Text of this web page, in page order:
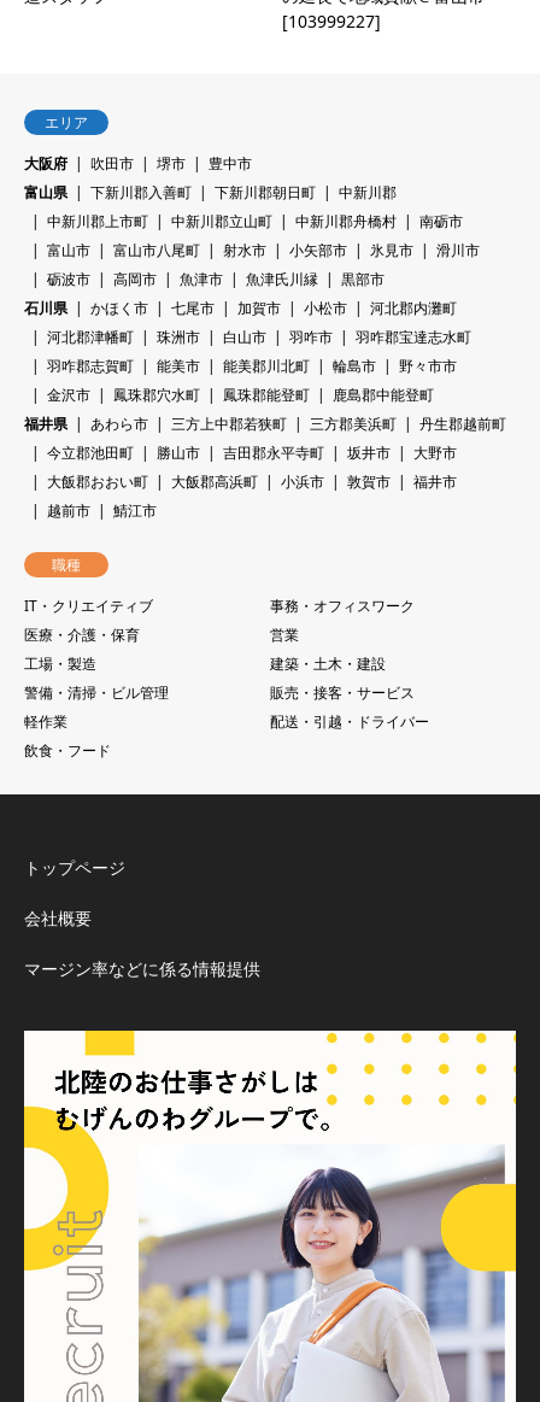
[103999227]
エリア
大阪府
吹田市 堺市
豊中市
富山県
下新川郡入善町 下新川郡朝日町
中新川郡
中新川郡上市町
中新川郡立山町 中新川郡舟橋村
南砺市
富山市
富山市八尾町 射水市 小矢部市 氷見市
滑川市
砺波市
高岡市 魚津市 魚津氏川縁
黒部市
石川県
かほく市 七尾市 加賀市 小松市
河北郡内灘町
河北郡津幡町
珠洲市 白山市 羽咋市
羽咋郡宝達志水町
羽咋郡志賀町
能美市 能美郡川北町 輪島市
野々市市
金沢市
鳳珠郡穴水町 鳳珠郡能登町
鹿島郡中能登町
福井県
あわら市 三方上中郡若狭町 三方郡美浜町
丹生郡越前町
今立郡池田町
勝山市 吉田郡永平寺町 坂井市
大野市
大飯郡おおい町
大飯郡高浜町 小浜市 敦賀市
福井市
越前市
鯖江市
職種
IT・クリエイティブ
事務・オフィスワーク
医療・介護・保育
営業
工場・製造
建築・土木・建設
警備・清掃・ビル管理
販売・接客・サービス
軽作業
配送・引越・ドライバー
飲食・フード
トップページ
会社概要
マージン率などに係る情報提供